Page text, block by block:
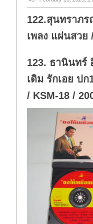
d
o
n
.
u
p
122.สุนทราภ
เพลง แผ่นสวย
123. ธานินทร์
เดิม รักเอย ป
/ KSM-18 /